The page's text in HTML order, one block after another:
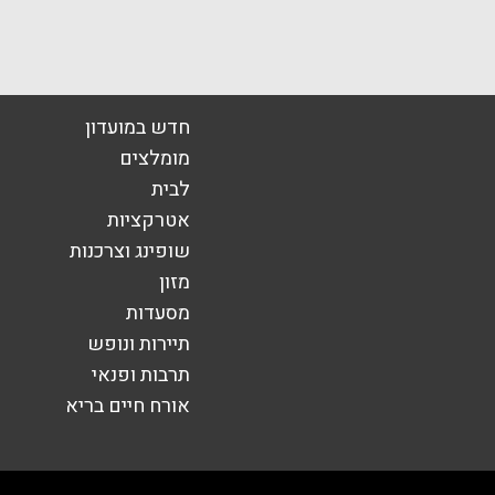
אימייל* חדרה
MIXX Shopping Center
חדש במועדון
מומלצים
לבית
אטרקציות
שופינג וצרכנות
מזון
מסעדות
תיירות ונופש
תרבות ופנאי
אורח חיים בריא